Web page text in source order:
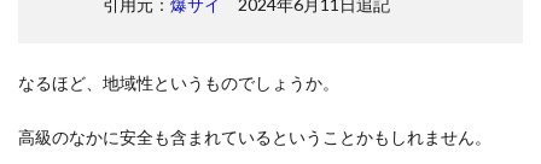
なるほど、地域性というものでしょうか。
高級のなかに安全も含まれているということかもしれません。